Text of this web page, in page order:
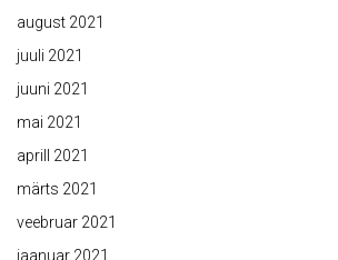
august 2021
juuli 2021
juuni 2021
mai 2021
aprill 2021
märts 2021
veebruar 2021
jaanuar 2021